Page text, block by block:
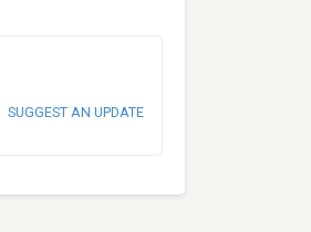
SUGGEST AN UPDATE